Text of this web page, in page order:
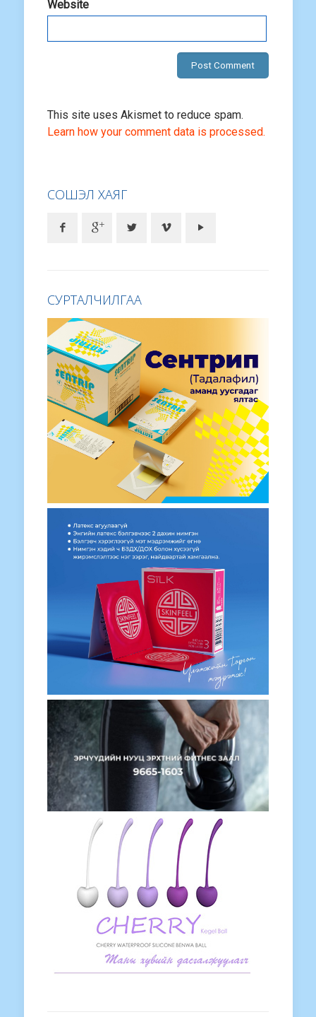
Website
This site uses Akismet to reduce spam.
Learn how your comment data is processed.
СОШЭЛ ХАЯГ
СУРТАЛЧИЛГАА